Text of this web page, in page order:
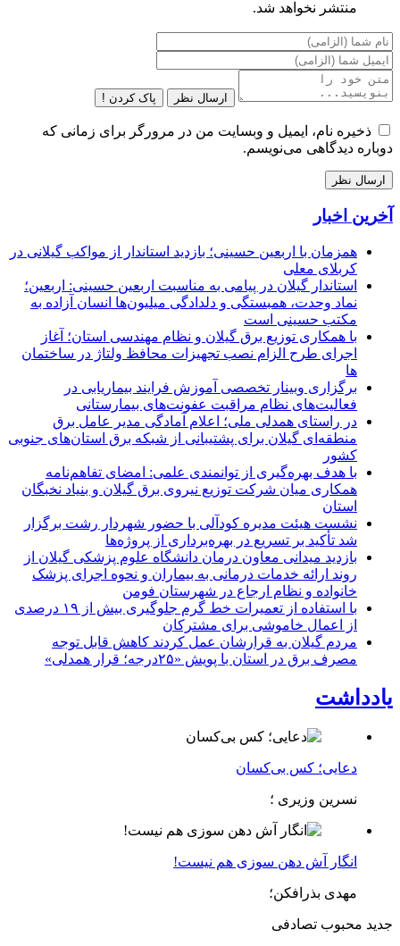
منتشر نخواهد شد.
ارسال نظر پاک کردن !
ذخیره نام، ایمیل و وبسایت من در مرورگر برای زمانی که
دوباره دیدگاهی می‌نویسم.
آخرین اخبار
همزمان با اربعین حسینی؛ بازدید استاندار از مواکب گیلانی در
کربلای معلی
استاندار گیلان در پیامی به مناسبت اربعین حسینی: اربعین؛
نماد وحدت، همبستگی و دلدادگی میلیون‌ها انسان آزاده به
مکتب حسینی است
با همکاری توزیع برق گیلان و نظام مهندسی استان؛ آغاز
اجرای طرح الزام نصب تجهیزات محافظ ولتاژ در ساختمان
ها
برگزاری وبینار تخصصی آموزش فرایند بیماریابی در
فعالیت‌های نظام مراقبت عفونت‌های بیمارستانی
در راستای همدلی ملی؛ اعلام آمادگی مدیر عامل برق
منطقه‌ای گیلان برای پشتیبانی از شبكه برق استان‌های جنوبی
كشور
با هدف بهره‌گیری از توانمندی علمی: امضای تفاهم‌نامه
همكاری میان شركت توزیع نیروی برق گیلان و بنیاد نخبگان
استان
نشست هیئت مدیره کودآلی با حضور شهردار رشت برگزار
شد تأکید بر تسریع در بهره‌برداری از پروژه‌ها
بازدید میدانی معاون درمان دانشگاه علوم پزشکی گیلان از
روند ارائه خدمات درمانی به بیماران و نحوه اجرای پزشک
خانواده و نظام ارجاع در شهرستان فومن
با استفاده از تعمیرات خط گرم جلوگیری بیش از ۱۹ درصدی
از اعمال خاموشی برای مشتركان
مردم گیلان به قرارشان عمل کردند كاهش قابل توجه
مصرف برق در استان با پویش «۲۵درجه؛ قرار همدلی»
یادداشت
دعایی؛ کس بی‌کسان
نسرین وزیری ؛
انگار آش دهن سوزی هم نیست!
مهدی بذرافکن؛
جدید محبوب تصادفی